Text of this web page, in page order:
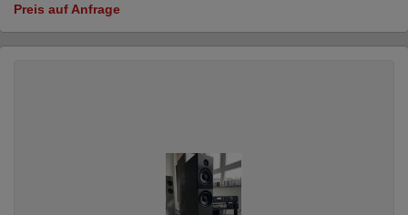
Preis auf Anfrage